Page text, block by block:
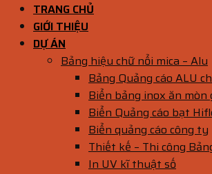
TRANG CHỦ
GIỚI THIỆU
DỰ ÁN
Bảng hiệu chữ nổi mica – Alu
Bảng Quảng cáo ALU
Biển bảng inox ăn mòn
Biển Quảng cáo bạt
Biển quảng cáo công ty
Thiết kế – Thi công
In UV kĩ thuật số